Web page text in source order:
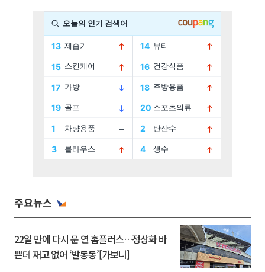
주요뉴스
22일 만에 다시 문 연 홈플러스…정상화 바
쁜데 재고 없어 ‘발동동’[가보니]